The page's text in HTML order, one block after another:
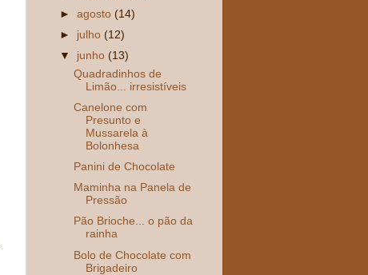
►agosto (14)
► julho (12)
▼ junho (13)
Quadradinhos de
Limão... irresistíveis
Canelone com
Presunto e
Mussarela à
Bolonhesa
Panini de Chocolate
Maminha na Panela de
Pressão
Pão Brioche... o pão da
rainha
Bolo de Chocolate com
Brigadeiro